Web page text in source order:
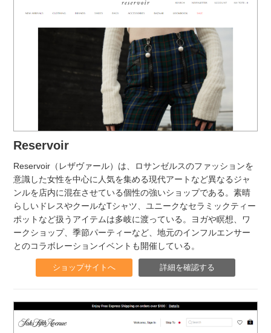
Reservoir
Reservoir（レザヴァール）は、ロサンゼルスのファッションを
意識した女性を中心に人気を集める現代アートなど異なるジャ
ンルを店内に混在させている個性の強いショップである。素晴
らしいドレスやクールなTシャツ、ユニークなセラミックティー
ポットなど扱うアイテムは多岐に渡っている。ヨガや瞑想、ワ
ークショップ、季節パーティーなど、地元のインフルエンサー
とのコラボレーションイベントも開催している。
ショップサイトへ 詳細を確認する